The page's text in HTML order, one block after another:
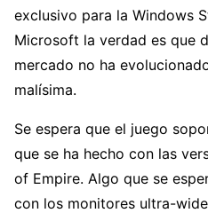
exclusivo para la Windows
Microsoft la verdad es que
mercado no ha
malísima.
Se espera que el juego
que se ha hecho con las
of Empire. Algo que se
con los monitores ultra-